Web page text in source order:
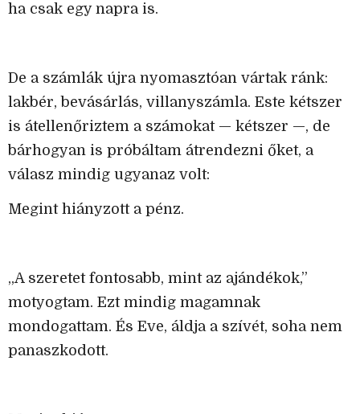
ha csak egy napra is.
De a számlák újra nyomasztóan vártak ránk:
lakbér, bevásárlás, villanyszámla. Este kétszer
is átellenőriztem a számokat — kétszer —, de
bárhogyan is próbáltam átrendezni őket, a
válasz mindig ugyanaz volt:
Megint hiányzott a pénz.
„A szeretet fontosabb, mint az ajándékok,”
motyogtam. Ezt mindig magamnak
mondogattam. És Eve, áldja a szívét, soha nem
panaszkodott.